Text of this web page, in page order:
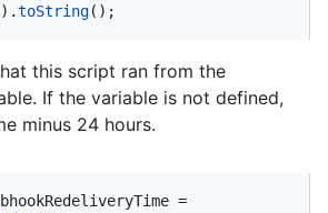
toString();
this script ran from the
If the variable is not defined,
minus 24 hours.